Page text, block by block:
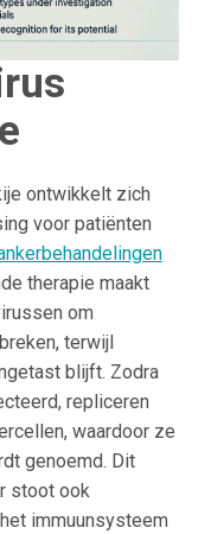
ontwikkelt zich
voor patiënten
therapie maakt
om
terwijl
blijft. Zodra
repliceren
waardoor ze
genoemd. Dit
stoot ook
immuunsysteem